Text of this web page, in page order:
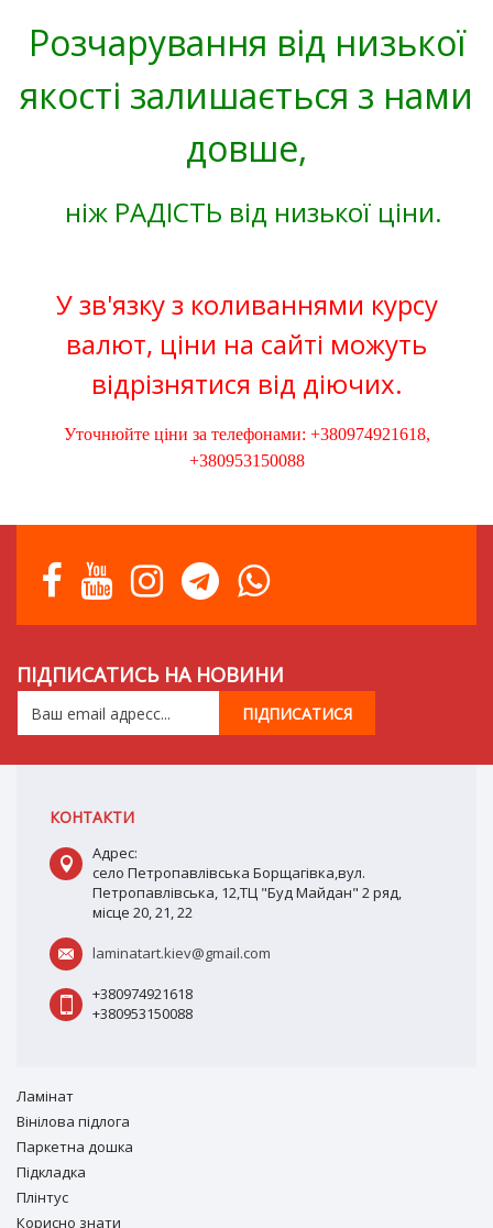
Розчарування від низької
якості залишається з нами
довше,
ніж РАДІСТЬ від низької ціни.
У зв'язку з коливаннями курсу
валют, ціни на сайті можуть
відрізнятися від діючих.
Уточнюйте ціни за телефонами: +380974921618,
+380953150088
ПІДПИСАТИСЬ НА НОВИНИ
КОНТАКТИ
Адрес:
село Петропавлівська Борщагівка,вул.
Петропавлівська, 12,ТЦ "Буд Майдан" 2 ряд,
місце 20, 21, 22
laminatart.kiev@gmail.com
+380974921618
+380953150088
Ламiнат
Вiнiлова підлога
Паркетна дошка
Підкладка
Плінтус
Корисно знати